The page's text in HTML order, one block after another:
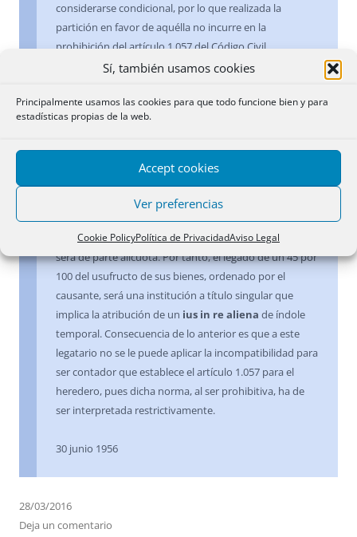
Sí, también usamos cookies
Principalmente usamos las cookies para que todo funcione bien y para
estadísticas propias de la web.
Accept cookies
Ver preferencias
Cookie PolicyPolítica de PrivacidadAviso Legal
considerarse condicional, por lo que realizada la
partición en favor de aquélla no incurre en la
prohibición del artículo 1.057 del Código Civil.
Institución de legado a su favor
calificado de heredero, se necesita un requisito
subjetivo, o llamamiento a título de herencia, de tal
manera que si falta elnomen heredisestaremos en
presencia de un legado, que si estriba en una cuota,
será de parte alícuota. Por tanto, el legado de un 45 por
100 del usufructo de sus bienes, ordenado por el
causante, será una institución a título singular que
implica la atribución de un ius in re aliena de índole
temporal. Consecuencia de lo anterior es que a este
legatario no se le puede aplicar la incompatibilidad para
ser contador que establece el artículo 1.057 para el
heredero, pues dicha norma, al ser prohibitiva, ha de
ser interpretada restrictivamente.
30 junio 1956
28/03/2016
Deja un comentario